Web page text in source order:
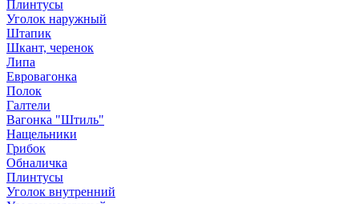
Плинтусы
Уголок наружный
Штапик
Шкант, черенок
Липа
Евровагонка
Полок
Галтели
Вагонка "Штиль"
Нащельники
Грибок
Обналичка
Плинтусы
Уголок внутренний